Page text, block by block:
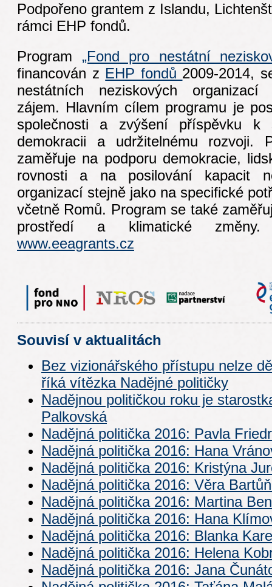
Podpořeno grantem z Islandu,
rámci EHP fondů.
Program „Fond pro nestátní
financován z EHP fondů 2009-2014,
nestátních neziskových organizací
zájem. Hlavním cílem programu je
společnosti a zvýšení příspěvku k
demokracii a udržitelnému rozvoji.
zaměřuje na podporu demokracie,
rovnosti a na posilování kapacit
organizací stejně jako na specifické
včetně Romů. Program se také
prostředí a klimatické
www.eeagrants.cz
Souvisí v aktualitách
Bez vizionářského přístupu nelze
říká vítězka Nadějné političky
Nadějnou političkou roku je
Palkovská
Nadějná politička 2016: Pavla
Nadějná politička 2016: Hana
Nadějná politička 2016: Kristýna
Nadějná politička 2016: Věra
Nadějná politička 2016: Martina
Nadějná politička 2016: Hana
Nadějná politička 2016: Blanka
Nadějná politička 2016: Helena
Nadějná politička 2016: Jana